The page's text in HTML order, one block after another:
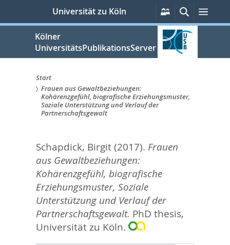
springen
Universität zu Köln
Persönliche
Services
Suche
Kölner
UniversitätsPublikationsServer
Sie
sind
Start
Frauen aus Gewaltbeziehungen:
Kohärenzgefühl, biografische Erziehungsmuster,
Soziale Unterstützung und Verlauf der
Partnerschaftsgewalt
Schapdick, Birgit(2017). Frauen
aus Gewaltbeziehungen:
Kohärenzgefühl, biografische
Erziehungsmuster, Soziale
Unterstützung und Verlauf der
Partnerschaftsgewalt. PhD thesis,
Universität zu Köln.